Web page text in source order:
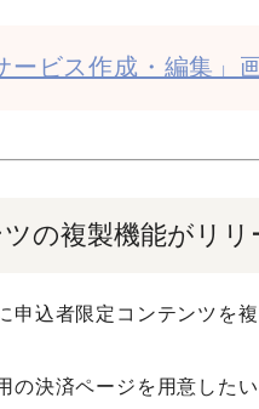
ービス作成・編集」
の複製機能がリ
申込者限定コンテンツを
の決済ページを用意した